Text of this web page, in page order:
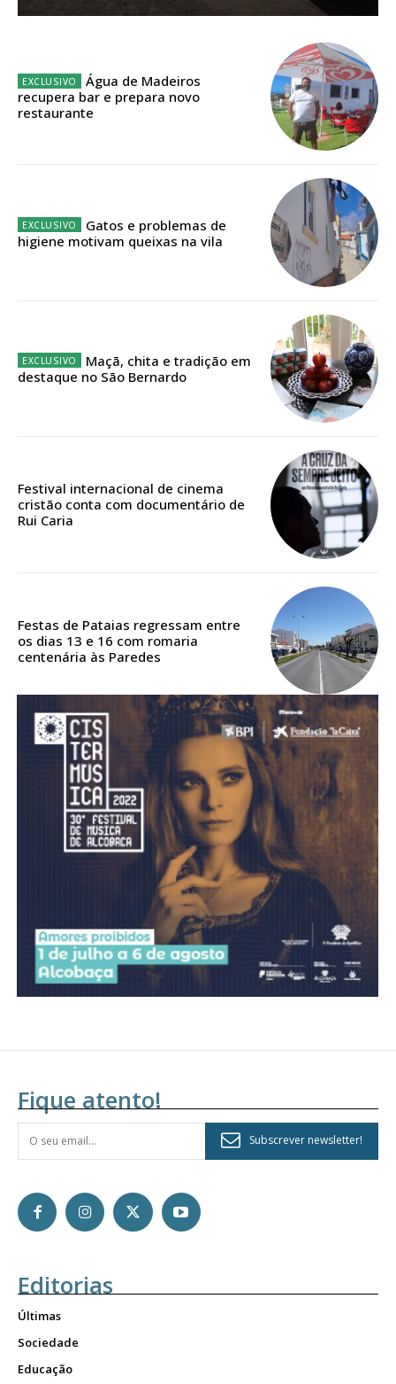
Escolha o plano de assinatura desejado:
32€
Edição em papel entregue à Quinta-feira em sua
casa
Acesso ao conteúdo online
Acesso aos conteúdos Exclusivos para
Escolha o plano
DIGITAL ANUAL
16
12 meses
Acesso ao conteúdo online
Acesso aos conteúdos Exclusivos para
assinantes
Ofertas para assinatura anual
Escolha o plano
Água de Madeiros
recupera bar e prepara novo
restaurante
Gatos e problemas de
higiene motivam queixas na vila
Maçã, chita e tradição em
destaque no São Bernardo
Festival internacional de cinema
cristão conta com documentário de
Rui Caria
Festas de Pataias regressam entre
os dias 13 e 16 com romaria
centenária às Paredes
Fique atento!
Subscrever newsletter!
Editorias
Últimas
Sociedade
Educação